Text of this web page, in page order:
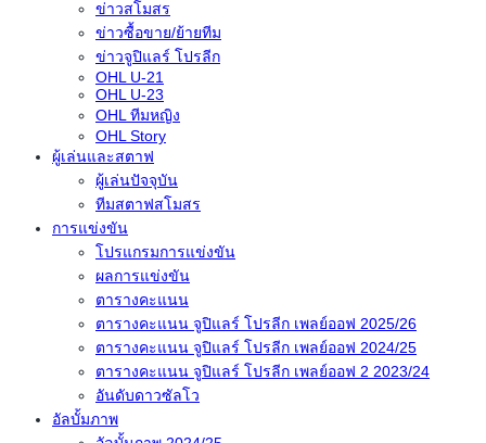
ข่าวสโมสร
ข่าวซื้อขาย/ย้ายทีม
ข่าวจูปิแลร์ โปรลีก
OHL U-21
OHL U-23
OHL ทีมหญิง
OHL Story
ผู้เล่นและสตาฟ
ผู้เล่นปัจจุบัน
ทีมสตาฟสโมสร
การแข่งขัน
โปรแกรมการแข่งขัน
ผลการแข่งขัน
ตารางคะแนน
ตารางคะแนน จูปิแลร์ โปรลีก เพลย์ออฟ 2025/26
ตารางคะแนน จูปิแลร์ โปรลีก เพลย์ออฟ 2024/25
ตารางคะแนน จูปิแลร์ โปรลีก เพลย์ออฟ 2 2023/24
อันดับดาวซัลโว
อัลบั้มภาพ